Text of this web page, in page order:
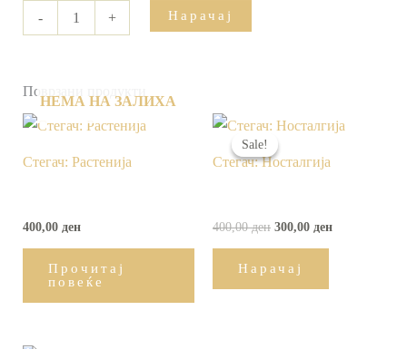
- + Нарачај
Поврзани продукти
НЕМА НА ЗАЛИХА
Стегач: Растенија
400,00 ден
Прочитај
повеќе
Sale!
Sale!
Стегач: Носталгија
400,00ден
Original
was:
400,00 ден.
300,00 ден
Current
price
Нарачај